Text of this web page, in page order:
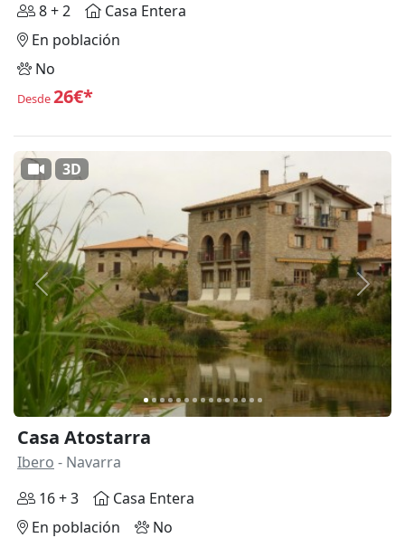
8 + 2
Casa Entera
En población
No
Desde26€*
Anterior
3D
Casa Atostarra
Ibero - Navarra
16 + 3
Casa Entera
En población
No